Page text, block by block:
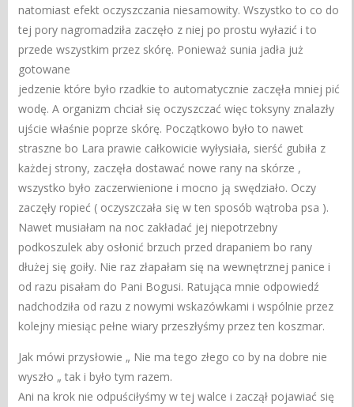
natomiast efekt oczyszczania niesamowity. Wszystko to co do
tej pory nagromadziła zaczęło z niej po prostu wyłazić i to
przede wszystkim przez skórę. Ponieważ sunia jadła już
gotowane
jedzenie które było rzadkie to automatycznie zaczęła mniej pić
wodę. A organizm chciał się oczyszczać więc toksyny znalazły
ujście właśnie poprze skórę. Początkowo było to nawet
straszne bo Lara prawie całkowicie wyłysiała, sierść gubiła z
każdej strony, zaczęła dostawać nowe rany na skórze ,
wszystko było zaczerwienione i mocno ją swędziało. Oczy
zaczęły ropieć ( oczyszczała się w ten sposób wątroba psa ).
Nawet musiałam na noc zakładać jej niepotrzebny
podkoszulek aby osłonić brzuch przed drapaniem bo rany
dłużej się goiły. Nie raz złapałam się na wewnętrznej panice i
od razu pisałam do Pani Bogusi. Ratująca mnie odpowiedź
nadchodziła od razu z nowymi wskazówkami i wspólnie przez
kolejny miesiąc pełne wiary przeszłyśmy przez ten koszmar.
Jak mówi przysłowie „ Nie ma tego złego co by na dobre nie
wyszło „ tak i było tym razem.
Ani na krok nie odpuściłyśmy w tej walce i zaczął pojawiać się